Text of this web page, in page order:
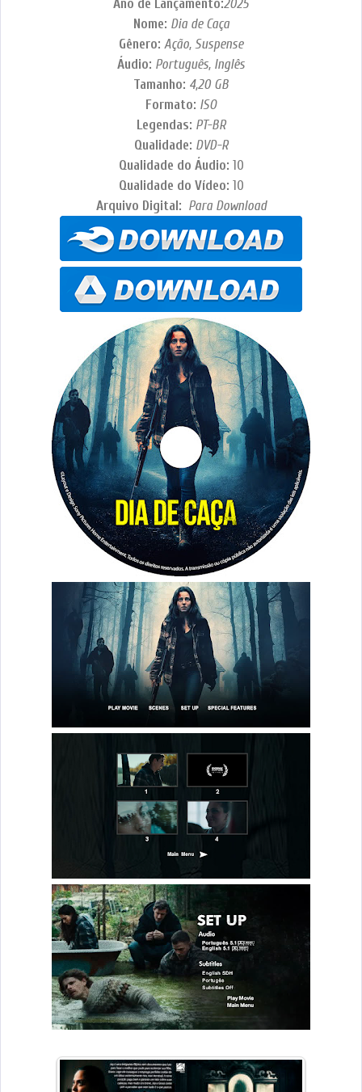
Ano de Lançamento:2025
Nome: Dia de Caça
Gênero: Ação, Suspense
Áudio: Português, Inglês
Tamanho: 4,20 GB
Formato: ISO
Legendas: PT-BR
Qualidade: DVD-R
Qualidade do Áudio: 10
Qualidade do Vídeo: 10
Arquivo Digital: Para Download